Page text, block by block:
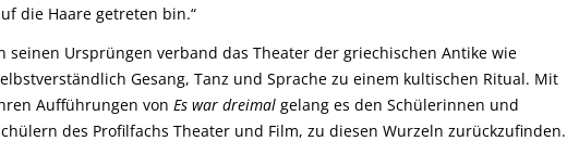
die Haare getreten bin.“
seinen Ursprüngen verband das Theater der griechischen Antike wie
Gesang, Tanz und Sprache zu einem kultischen Ritual. Mit
Aufführungen von Es war dreimalgelang es den Schülerinnen und
des Profilfachs Theater und Film, zu diesen Wurzeln zurückzufinden.